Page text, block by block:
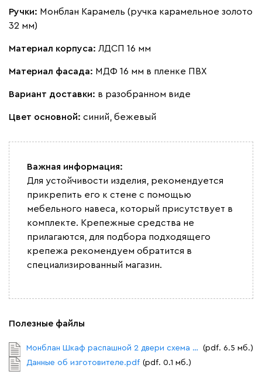
Ручки: Монблан Карамель (ручка карамельное золото
32 мм)
Материал корпуса: ЛДСП 16 мм
Материал фасада: МДФ 16 мм в пленке ПВХ
Вариант доставки: в разобранном виде
Цвет основной: синий, бежевый
Важная информация:
Для устойчивости изделия, рекомендуется
прикрепить его к стене с помощью
мебельного навеса, который присутствует в
комплекте. Крепежные средства не
прилагаются, для подбора подходящего
крепежа рекомендуем обратится в
специализированный магазин.
Полезные файлы
Монблан Шкаф распашной 2 двери схема сборки.pdf
(pdf. 6.5 мб.)
Данные об изготовителе.pdf (pdf. 0.1 мб.)